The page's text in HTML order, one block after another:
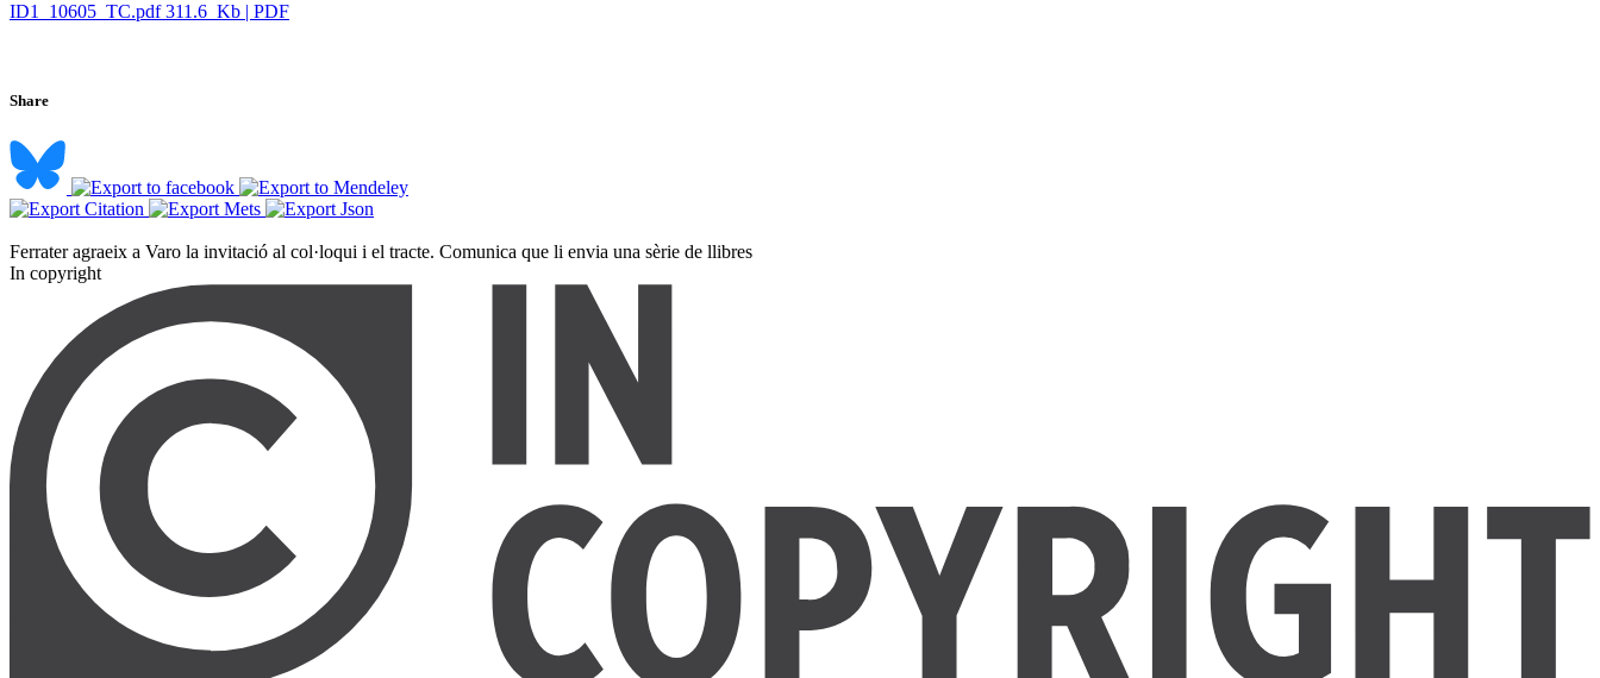
ID1_10605_TC.pdf 311.6 Kb | PDF
Share
Ferrater agraeix a Varo la invitació al col·loqui i el tracte. Comunica que li envia una sèrie de llibres ​
In copyright